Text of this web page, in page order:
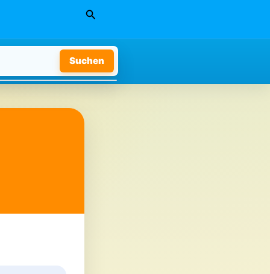
Suchen
Suchen